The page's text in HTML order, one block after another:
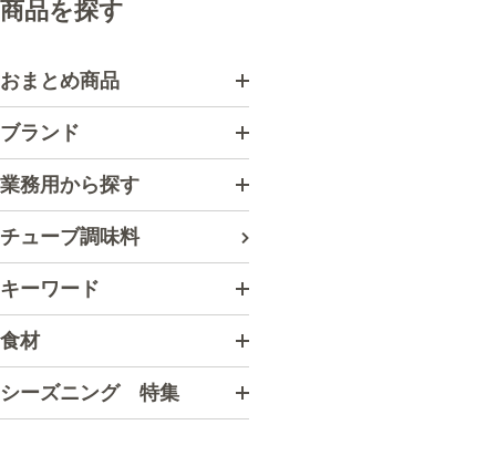
商品を探す
おまとめ商品
ブランド
業務用から探す
チューブ調味料
キーワード
食材
シーズニング 特集